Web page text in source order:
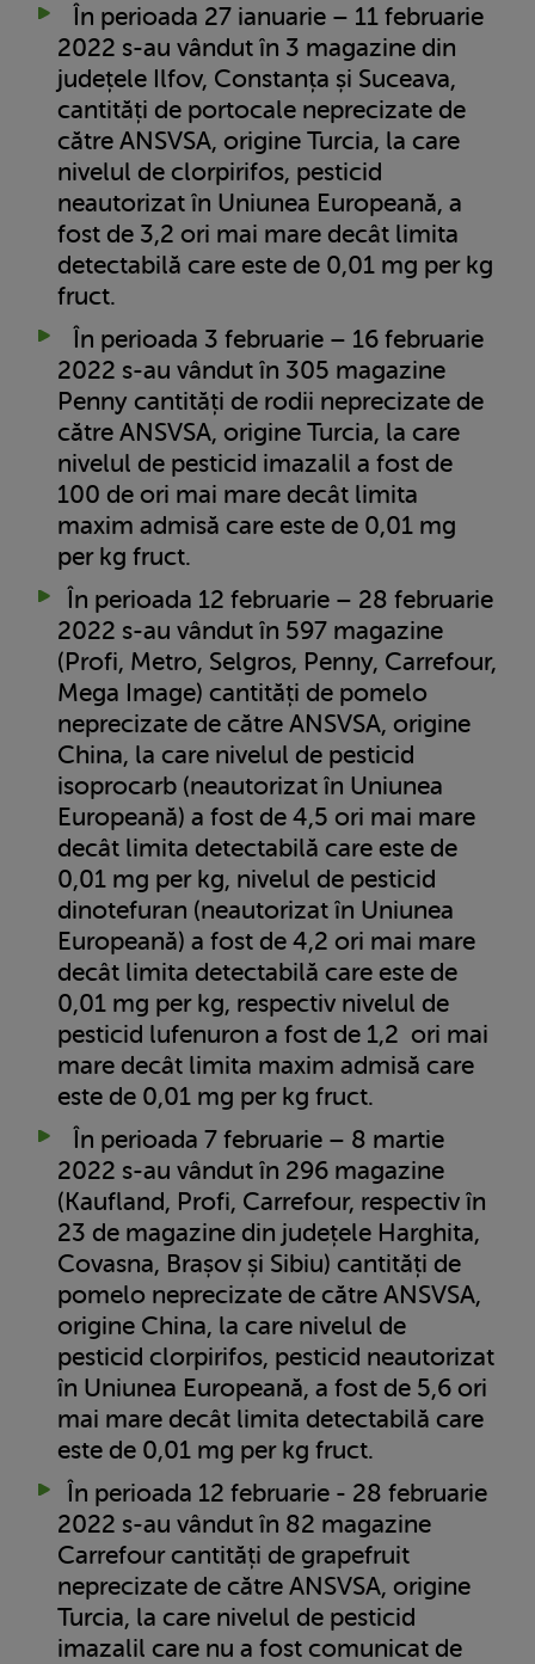
În perioada 27 ianuarie – 11 februarie
2022 s-au vândut în 3 magazine din
județele Ilfov, Constanța și Suceava,
cantități de portocale neprecizate de
către ANSVSA, origine Turcia, la care
nivelul de clorpirifos, pesticid
neautorizat în Uniunea Europeană, a
fost de 3,2 ori mai mare decât limita
detectabilă care este de 0,01 mg per kg
fruct.
În perioada 3 februarie – 16 februarie
2022 s-au vândut în 305 magazine
Penny cantități de rodii neprecizate de
către ANSVSA, origine Turcia, la care
nivelul de pesticid imazalil a fost de
100 de ori mai mare decât limita
maxim admisă care este de 0,01 mg
per kg fruct.
În perioada 12 februarie – 28 februarie
2022 s-au vândut în 597 magazine
(Profi, Metro, Selgros, Penny, Carrefour,
Mega Image) cantități de pomelo
neprecizate de către ANSVSA, origine
China, la care nivelul de pesticid
isoprocarb (neautorizat în Uniunea
Europeană) a fost de 4,5 ori mai mare
decât limita detectabilă care este de
0,01 mg per kg, nivelul de pesticid
dinotefuran (neautorizat în Uniunea
Europeană) a fost de 4,2 ori mai mare
decât limita detectabilă care este de
0,01 mg per kg, respectiv nivelul de
pesticid lufenuron a fost de 1,2 ori mai
mare decât limita maxim admisă care
este de 0,01 mg per kg fruct.
În perioada 7 februarie – 8 martie
2022 s-au vândut în 296 magazine
(Kaufland, Profi, Carrefour, respectiv în
23 de magazine din județele Harghita,
Covasna, Brașov și Sibiu) cantități de
pomelo neprecizate de către ANSVSA,
origine China, la care nivelul de
pesticid clorpirifos, pesticid neautorizat
în Uniunea Europeană, a fost de 5,6 ori
mai mare decât limita detectabilă care
este de 0,01 mg per kg fruct.
În perioada 12 februarie - 28 februarie
2022 s-au vândut în 82 magazine
Carrefour cantități de grapefruit
neprecizate de către ANSVSA, origine
Turcia, la care nivelul de pesticid
imazalil care nu a fost comunicat de